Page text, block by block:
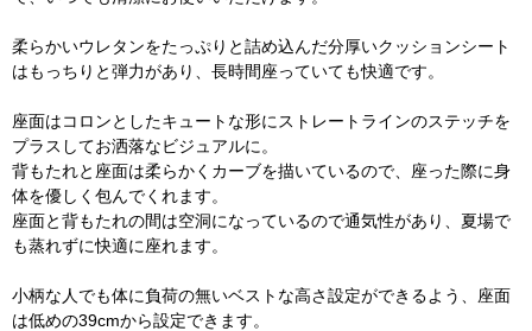
柔らかいウレタンをたっぷりと詰め込んだ分厚いクッションシート
はもっちりと弾力があり、長時間座っていても快適です。
座面はコロンとしたキュートな形にストレートラインのステッチを
プラスしてお洒落なビジュアルに。
背もたれと座面は柔らかくカーブを描いているので、座った際に身
体を優しく包んでくれます。
座面と背もたれの間は空洞になっているので通気性があり、夏場で
も蒸れずに快適に座れます。
小柄な人でも体に負荷の無いベストな高さ設定ができるよう、座面
は低めの39cmから設定できます。